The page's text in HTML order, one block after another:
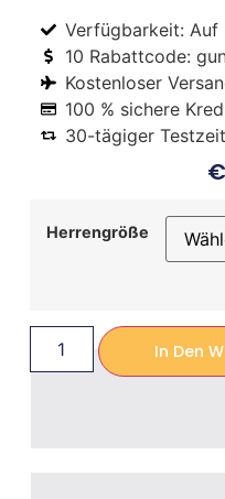
Verfügbarkeit: Auf
10 Rabattcode:
Kostenloser
100 % sichere
30-tägiger
€
Herrengröße
In Den